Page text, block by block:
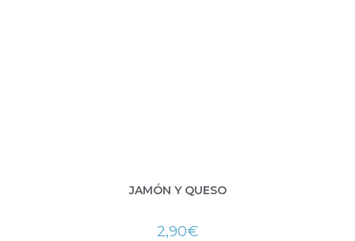
JAMÓN Y QUESO
2,90€